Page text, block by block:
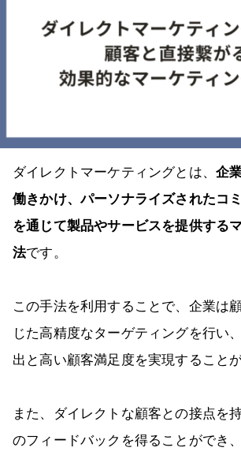
ダイレクトマーケティングとは、 企
働きかけ、パーソナライズされたコ
を通じて製品やサービスを提供する
法です。
この手法を利用することで、企業は
じた高精度なターゲティングを行い
出と高い顧客満足度を実現すること
また、ダイレクトな顧客との接点を
のフィードバックを得ることができ